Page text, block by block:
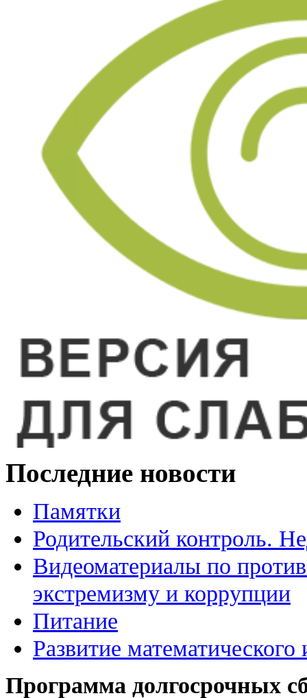
Последние новости
Памятки
Родительский контроль.
Видеоматериалы по
экстремизму и коррупции
Питание
Развитие
Программа долгосрочных